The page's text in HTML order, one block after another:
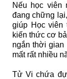
Nếu học viên
đang chững
giúp Học viên
kiến thức cơ
ngắn thời gian
mất rất nhiều
Tử Vi chứa